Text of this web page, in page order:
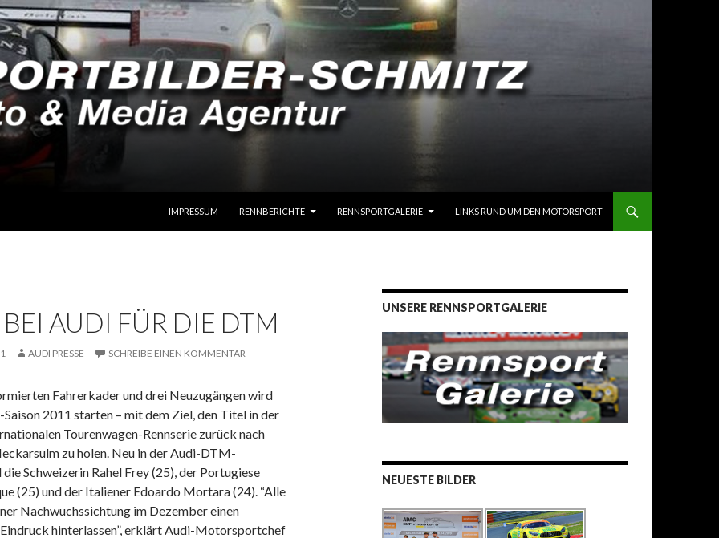
IMPRESSUM
RENNBERICHTE RENNSPORTGALERIE LINKS RUND UM DEN MOTORSPORT
AUDI FÜR DIE DTM
AUDI PRESSE SCHREIBE EINEN KOMMENTAR
Fahrerkader und drei Neuzugängen wird
2011 starten – mit dem Ziel, den Titel in der
Tourenwagen-Rennserie zurück nach
zu holen. Neu in der Audi-DTM-
Schweizerin Rahel Frey (25), der Portugiese
(25) und der Italiener Edoardo Mortara (24). “Alle
Nachwuchssichtung im Dezember einen
hinterlassen”, erklärt Audi-Motorsportchef
UNSERE RENNSPORTGALERIE
NEUESTE BILDER